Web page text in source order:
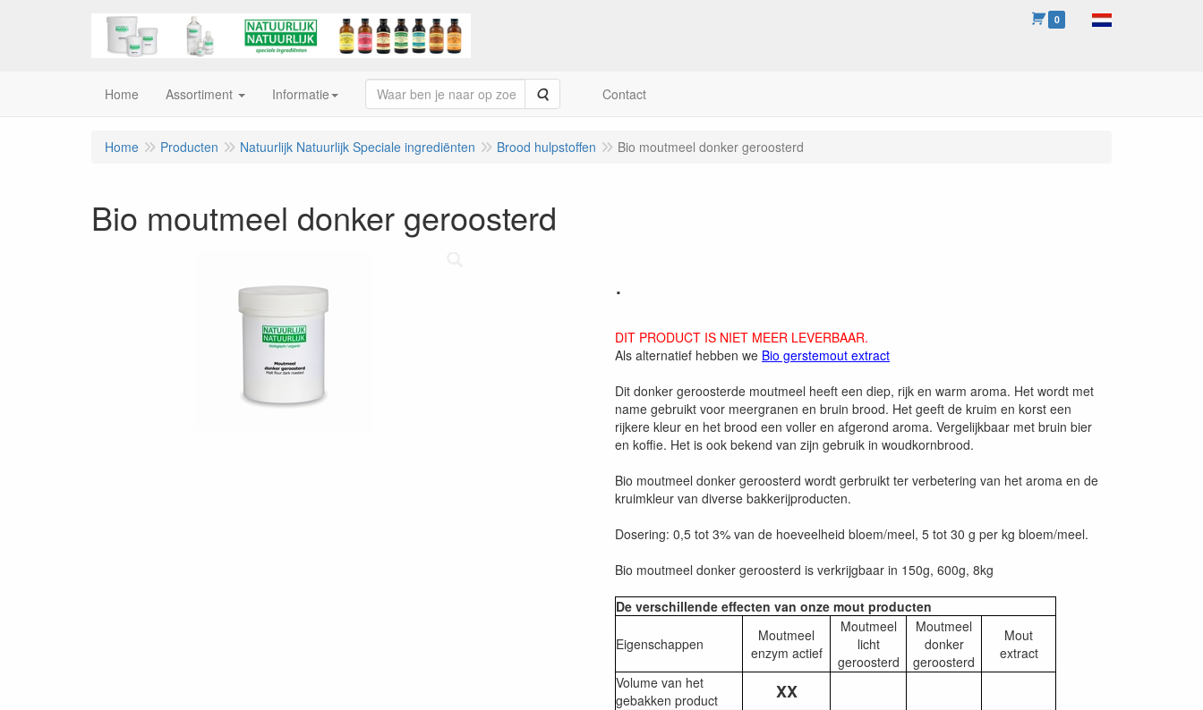
0
Home Assortiment Informatie Zoeken Contact
Home Producten Natuurlijk Natuurlijk Speciale ingrediënten Brood hulpstoffen Bio moutmeel donker geroosterd
Bio moutmeel donker geroosterd
.
DIT PRODUCT IS NIET MEER LEVERBAAR.
Als alternatief hebben we Bio gerstemout extract
Dit donker geroosterde moutmeel heeft een diep, rijk en warm aroma. Het wordt met
name gebruikt voor meergranen en bruin brood. Het geeft de kruim en korst een
rijkere kleur en het brood een voller en afgerond aroma. Vergelijkbaar met bruin bier
en koffie. Het is ook bekend van zijn gebruik in woudkornbrood.
Bio moutmeel donker geroosterd wordt gerbruikt ter verbetering van het aroma en de
kruimkleur van diverse bakkerijproducten.
Dosering: 0,5 tot 3% van de hoeveelheid bloem/meel, 5 tot 30 g per kg bloem/meel.
Bio moutmeel donker geroosterd is verkrijgbaar in 150g, 600g, 8kg
De verschillende effecten van onze mout producten
Eigenschappen
Moutmeel
enzym actief
Moutmeel
licht
geroosterd
Moutmeel
donker
geroosterd
Mout
extract
Volume van het
gebakken product
XX